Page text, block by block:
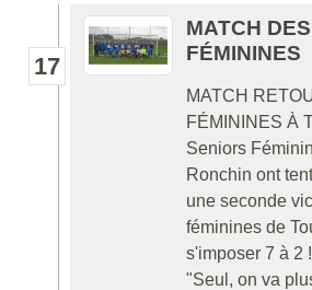
17
MATCH
FÉMININES
MATCH
FÉMININES À
Seniors
Ronchin ont
une seconde
féminines de
s'imposer 7 à 2
"Seul, on va